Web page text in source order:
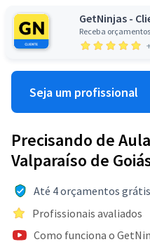
GetNinjas -
Receba
Seja um profissional
Precisando de
Valparaíso de
Até 4 orçamentos
Profissionais avaliados
Como funciona o